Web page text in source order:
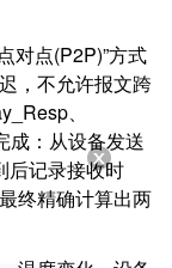
对点(P2P)”方式
，不允许报文跨
、
成：从设备发送
后记录接收时
终精确计算出两